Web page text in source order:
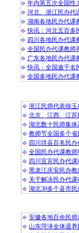
年内第五次全国性
河北、浙江民办代
湖南各地民办代课
快讯：河北五百多
四川各地民办代课
全国民办代课教师
广东各地民办代课
快讯：全国逾千名
全国多地民办代课
浙江民师代表徐玉
北京、江西、江苏
湖北数十民师集体
教师节全国多个省
四川珙县百名民
全国民办代课教师
四川宜宾民办代
黑龙江庆安民办教
关于解决民办代
湖北30多个县市
安徽各地百余民师
山东菏泽全体退